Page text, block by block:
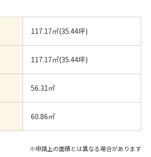
117.17㎡(35.44坪)
117.17㎡(35.44坪)
56.31㎡
60.86㎡
※申請上の面積とは異なる場合があります